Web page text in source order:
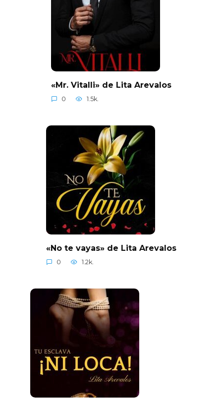
«Mr. Vitalli» de Lita Arevalos
0 1.5k.
«No te vayas» de Lita Arevalos
0 1.2k.